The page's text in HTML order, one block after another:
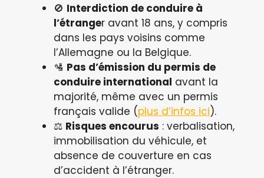
🚫 Interdiction de conduire à
l’étranger avant 18 ans, y compris
dans les pays voisins comme
l’Allemagne ou la Belgique.
🛂 Pas d’émission du permis de
conduire international avant la
majorité, même avec un permis
français valide (plus d’infos ici).
⚖️ Risques encourus : verbalisation,
immobilisation du véhicule, et
absence de couverture en cas
d’accident à l’étranger.